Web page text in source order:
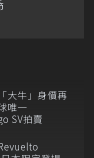
大牛」身價再
唯一
SV拍賣